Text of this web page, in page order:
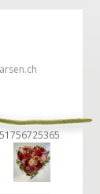
cliquer ici!